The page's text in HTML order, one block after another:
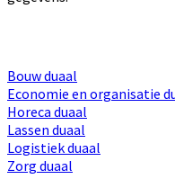
Bouw duaal
Economie en organisatie
Horeca duaal
Lassen duaal
Logistiek duaal
Zorg duaal